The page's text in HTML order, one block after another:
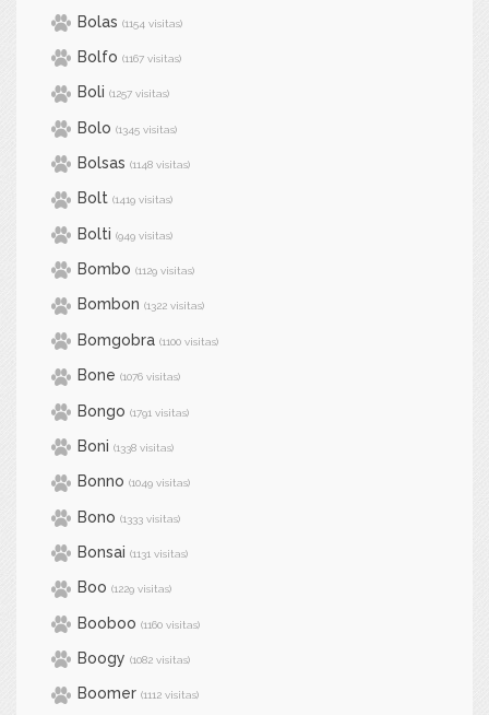
Bolas (1154 visitas)
Bolfo (1167 visitas)
Boli (1257 visitas)
Bolo (1345 visitas)
Bolsas (1148 visitas)
Bolt (1419 visitas)
Bolti (949 visitas)
Bombo (1129 visitas)
Bombon (1322 visitas)
Bomgobra (1100 visitas)
Bone (1076 visitas)
Bongo (1791 visitas)
Boni (1338 visitas)
Bonno (1049 visitas)
Bono (1333 visitas)
Bonsai (1131 visitas)
Boo (1229 visitas)
Booboo (1160 visitas)
Boogy (1082 visitas)
Boomer (1112 visitas)